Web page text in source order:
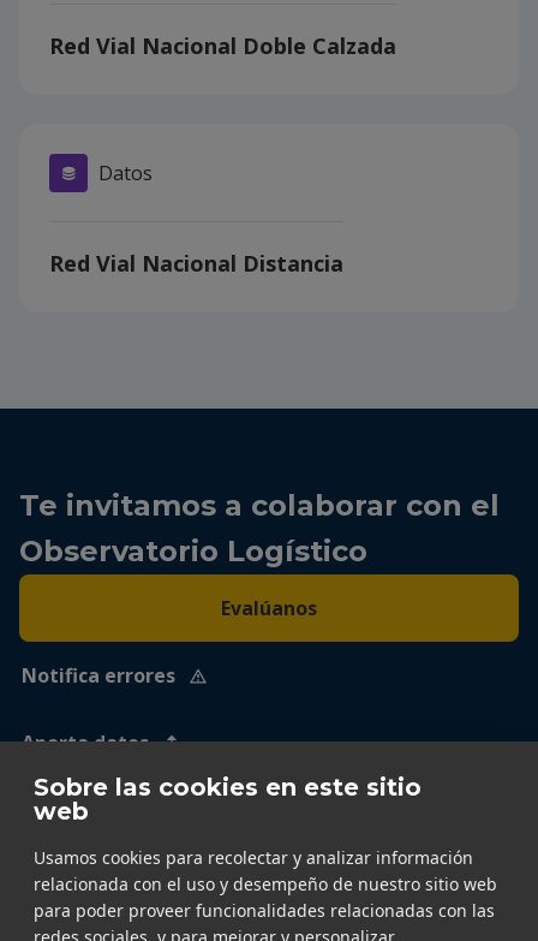
Sobre las cookies en este sitio
web
Usamos cookies para recolectar y analizar información
relacionada con el uso y desempeño de nuestro sitio web
para poder proveer funcionalidades relacionadas con las
Red Vial Nacional Doble Calzada
Datos
Red Vial Nacional Distancia
Te invitamos a colaborar con el
Observatorio Logístico
Evalúanos
Notifica errores
Aporta datos